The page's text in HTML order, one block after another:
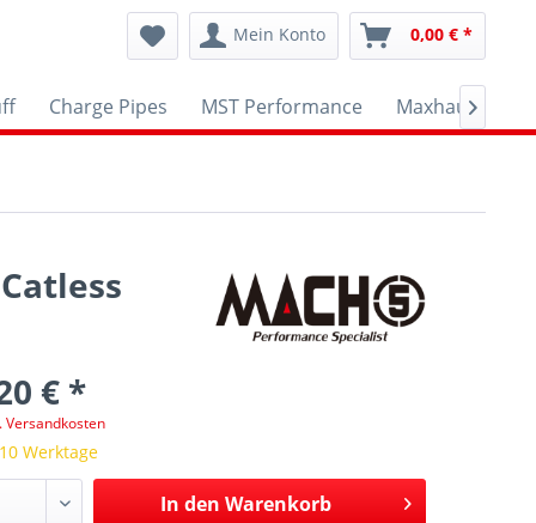
Mein Konto 0,00 € *
Charge Pipes MST Performance Maxhaust

€ *
Versandkosten
Werktage
In den Warenkorb